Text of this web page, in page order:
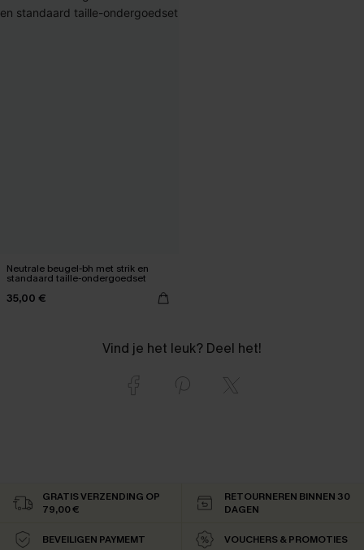
Neutrale beugel-bh met strik en
standaard taille-ondergoedset
35,00 €
Vind je het leuk? Deel het!
GRATIS VERZENDING OP
79,00 €
RETOURNEREN BINNEN 30
DAGEN
BEVEILIGEN PAYMEMT VOUCHERS & PROMOTIES